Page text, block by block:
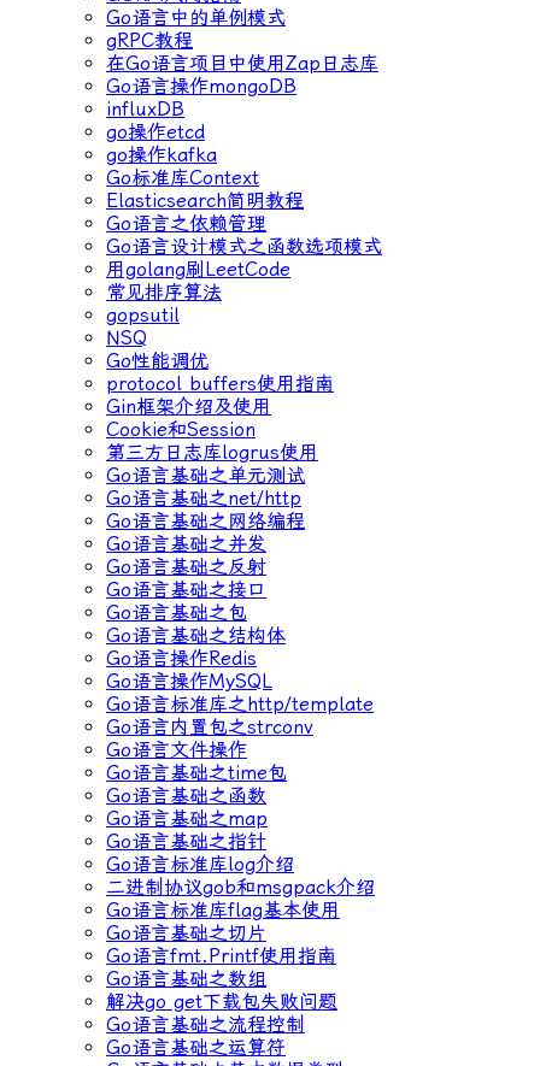
Go语言中的单例模式
gRPC教程
在Go语言项目中使用Zap日志库
Go语言操作mongoDB
influxDB
go操作etcd
go操作kafka
Go标准库Context
Elasticsearch简明教程
Go语言之依赖管理
Go语言设计模式之函数选项模式
用golang刷LeetCode
常见排序算法
gopsutil
NSQ
Go性能调优
protocol buffers使用指南
Gin框架介绍及使用
Cookie和Session
第三方日志库logrus使用
Go语言基础之单元测试
Go语言基础之net/http
Go语言基础之网络编程
Go语言基础之并发
Go语言基础之反射
Go语言基础之接口
Go语言基础之包
Go语言基础之结构体
Go语言操作Redis
Go语言操作MySQL
Go语言标准库之http/template
Go语言内置包之strconv
Go语言文件操作
Go语言基础之time包
Go语言基础之函数
Go语言基础之map
Go语言基础之指针
Go语言标准库log介绍
二进制协议gob和msgpack介绍
Go语言标准库flag基本使用
Go语言基础之切片
Go语言fmt.Printf使用指南
Go语言基础之数组
解决go get下载包失败问题
Go语言基础之流程控制
Go语言基础之运算符